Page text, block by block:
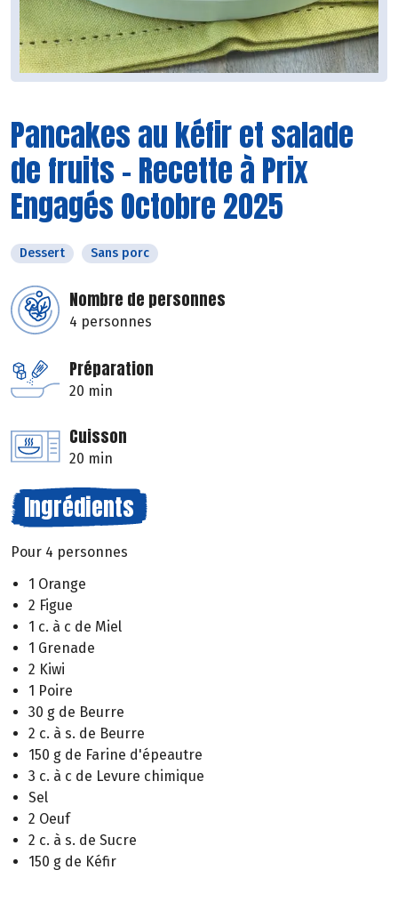
Pancakes au kéfir et salade
de fruits - Recette à Prix
Engagés Octobre 2025
Dessert Sans porc
Nombre de personnes
4 personnes
Préparation
20 min
Cuisson
20 min
Ingrédients
Pour 4 personnes
1 Orange
2 Figue
1 c. à c de Miel
1 Grenade
2 Kiwi
1 Poire
30 g de Beurre
2 c. à s. de Beurre
150 g de Farine d'épeautre
3 c. à c de Levure chimique
Sel
2 Oeuf
2 c. à s. de Sucre
150 g de Kéfir